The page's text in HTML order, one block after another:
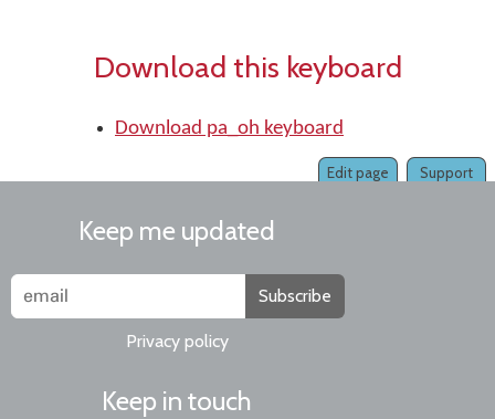
Download this keyboard
Download pa_oh keyboard
Support
Edit page
Keep me updated
Subscribe
Privacy policy
Keep in touch